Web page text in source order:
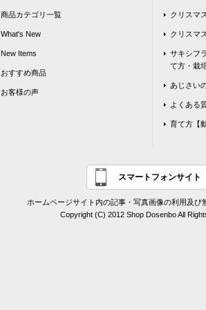
商品カテゴリ一覧
What's New
New Items
おすすめ商品
お客様の声
クリスマ
クリスマ
サキシフ
て方・栽
あじさい
よくある
育て方【
スマートフォンサイト
ホームページサイト内の記事・写真画像の利用及び
Copyright (C) 2012 Shop Dosenbo All